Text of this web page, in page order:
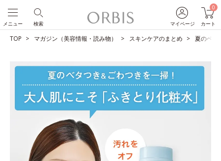
マイページ
0
カート
検索
メニュー
TOP マガジン（美容情報・読み物） スキンケアのまとめ 夏のベタ